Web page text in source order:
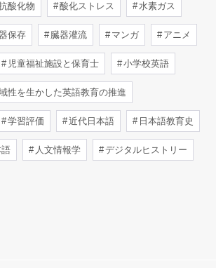
酸化物 酸化ストレス 水素ガス
保存 臓器灌流 マンガ アニメ
児童福祉施設と保育士 小学校英語
性を生かした英語教育の推進
学習評価 近代日本語 日本語教育史
人文情報学 デジタルヒストリー